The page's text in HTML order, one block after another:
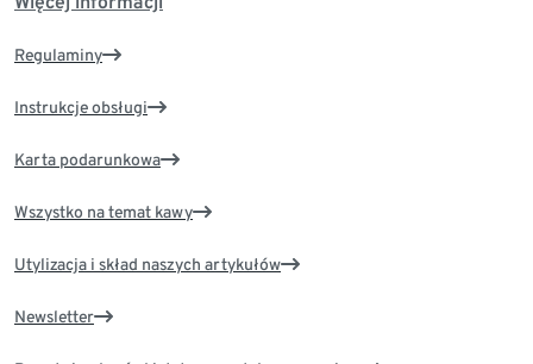
Regulaminy
Instrukcje obsługi
Karta podarunkowa
Wszystko na temat kawy
Utylizacja i skład naszych artykułów
Newsletter